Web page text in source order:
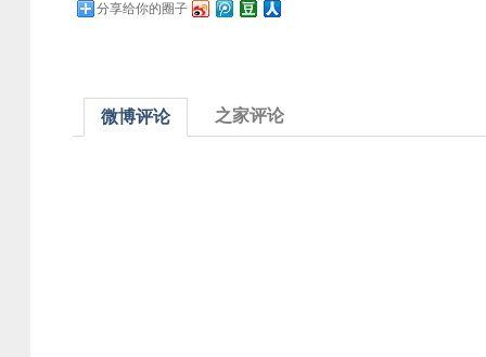
分享给你的圈子
微博评论 之家评论